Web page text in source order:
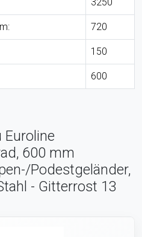
720
150
600
Euroline
600 mm
Podestgeländer,
- Gitterrost 13